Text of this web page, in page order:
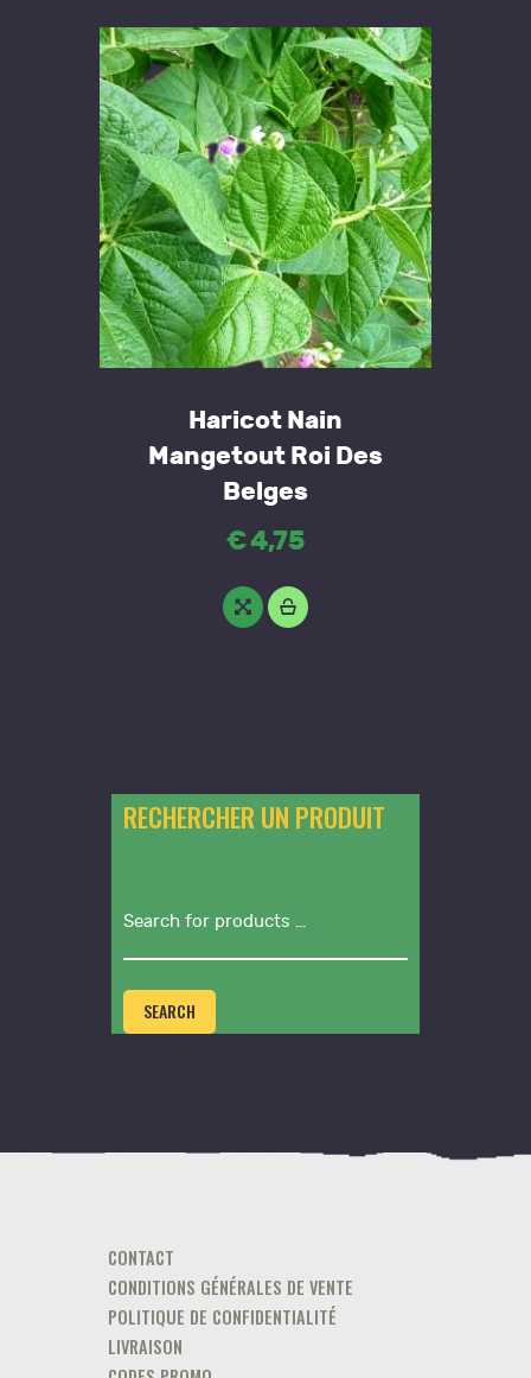
Haricot Nain
Mangetout Roi Des
Belges
€4,75
RECHERCHER UN PRODUIT
SEARCH
CONTACT
CONDITIONS GÉNÉRALES DE VENTE
POLITIQUE DE CONFIDENTIALITÉ
LIVRAISON